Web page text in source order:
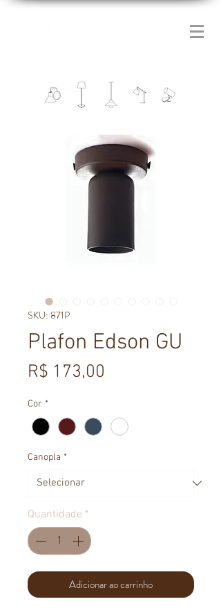
SKU: 871P
Plafon Edson GU
R$ 173,00
Cor *
Canopla *
Quantidade *
Adicionar ao carrinho